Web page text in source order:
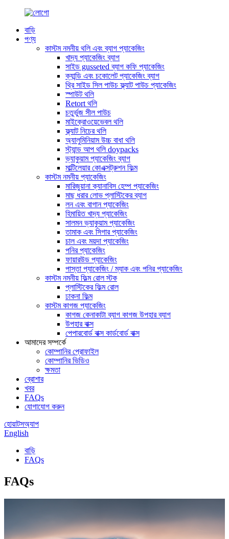
বাড়ি
পণ্য
কাস্টম নমনীয় থলি এবং ব্যাগ প্যাকেজিং
খাদ্য প্যাকেজিং ব্যাগ
সাইড gusseted ব্যাগ কফি প্যাকেজিং
ক্যান্ডি এবং চকোলেট প্যাকেজিং ব্যাগ
থ্রি সাইড সিল পাউচ ফ্ল্যাট পাউচ প্যাকেজিং
স্পাউট থলি
Retort থলি
চতুর্ভুজ সীল পাউচ
মাইক্রোওয়েভেবল থলি
ফ্ল্যাট নিচের থলি
অ্যালুমিনিয়াম উচ্চ বাধা থলি
স্ট্যান্ড আপ থলি doypacks
ভ্যাকুয়াম প্যাকেজিং ব্যাগ
মাল্টিলেয়ার কোএক্সট্রুশন ফিল্ম
কাস্টম নমনীয় প্যাকেজিং
মারিজুয়ানা ক্যানাবিস হেম্প প্যাকেজিং
মাছ ধরার লোভ প্লাস্টিকের ব্যাগ
লন এবং বাগান প্যাকেজিং
হিমায়িত খাদ্য প্যাকেজিং
সালমন ভ্যাকুয়াম প্যাকেজিং
তামাক এবং সিগার প্যাকেজিং
চাল এবং ময়দা প্যাকেজিং
পনির প্যাকেজিং
ফায়ারউড প্যাকেজিং
পাস্তা প্যাকেজিং / ম্যাক এবং পনির প্যাকেজিং
কাস্টম নমনীয় ফিল্ম রোল স্টক
প্লাস্টিকের ফিল্ম রোল
ঢাকনা ফিল্ম
কাস্টম কাগজ প্যাকেজিং
কাগজ কেনাকাটা ব্যাগ কাগজ উপহার ব্যাগ
উপহার বাক্স
পেপারবোর্ড বাক্স কার্ডবোর্ড বাক্স
আমাদের সম্পর্কে
কোম্পানির প্রোফাইল
কোম্পানির ভিডিও
ক্ষমতা
ব্রোশার
খবর
FAQs
যোগাযোগ করুন
হোয়াটসঅ্যাপ
English
বাড়ি
FAQs
FAQs